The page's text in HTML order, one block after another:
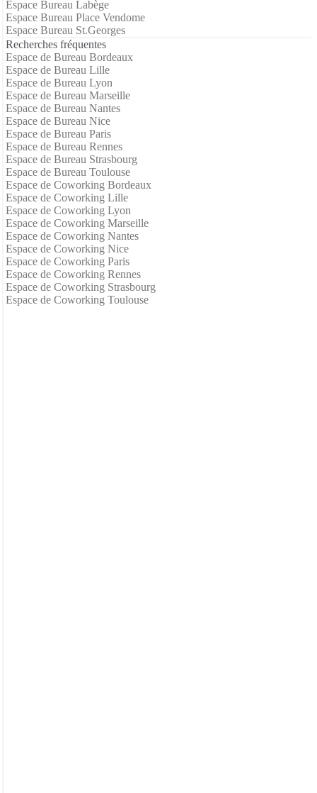
Espace Bureau Labège
Espace Bureau Place Vendome
Espace Bureau St.Georges
Recherches fréquentes
Espace de Bureau Bordeaux
Espace de Bureau Lille
Espace de Bureau Lyon
Espace de Bureau Marseille
Espace de Bureau Nantes
Espace de Bureau Nice
Espace de Bureau Paris
Espace de Bureau Rennes
Espace de Bureau Strasbourg
Espace de Bureau Toulouse
Espace de Coworking Bordeaux
Espace de Coworking Lille
Espace de Coworking Lyon
Espace de Coworking Marseille
Espace de Coworking Nantes
Espace de Coworking Nice
Espace de Coworking Paris
Espace de Coworking Rennes
Espace de Coworking Strasbourg
Espace de Coworking Toulouse